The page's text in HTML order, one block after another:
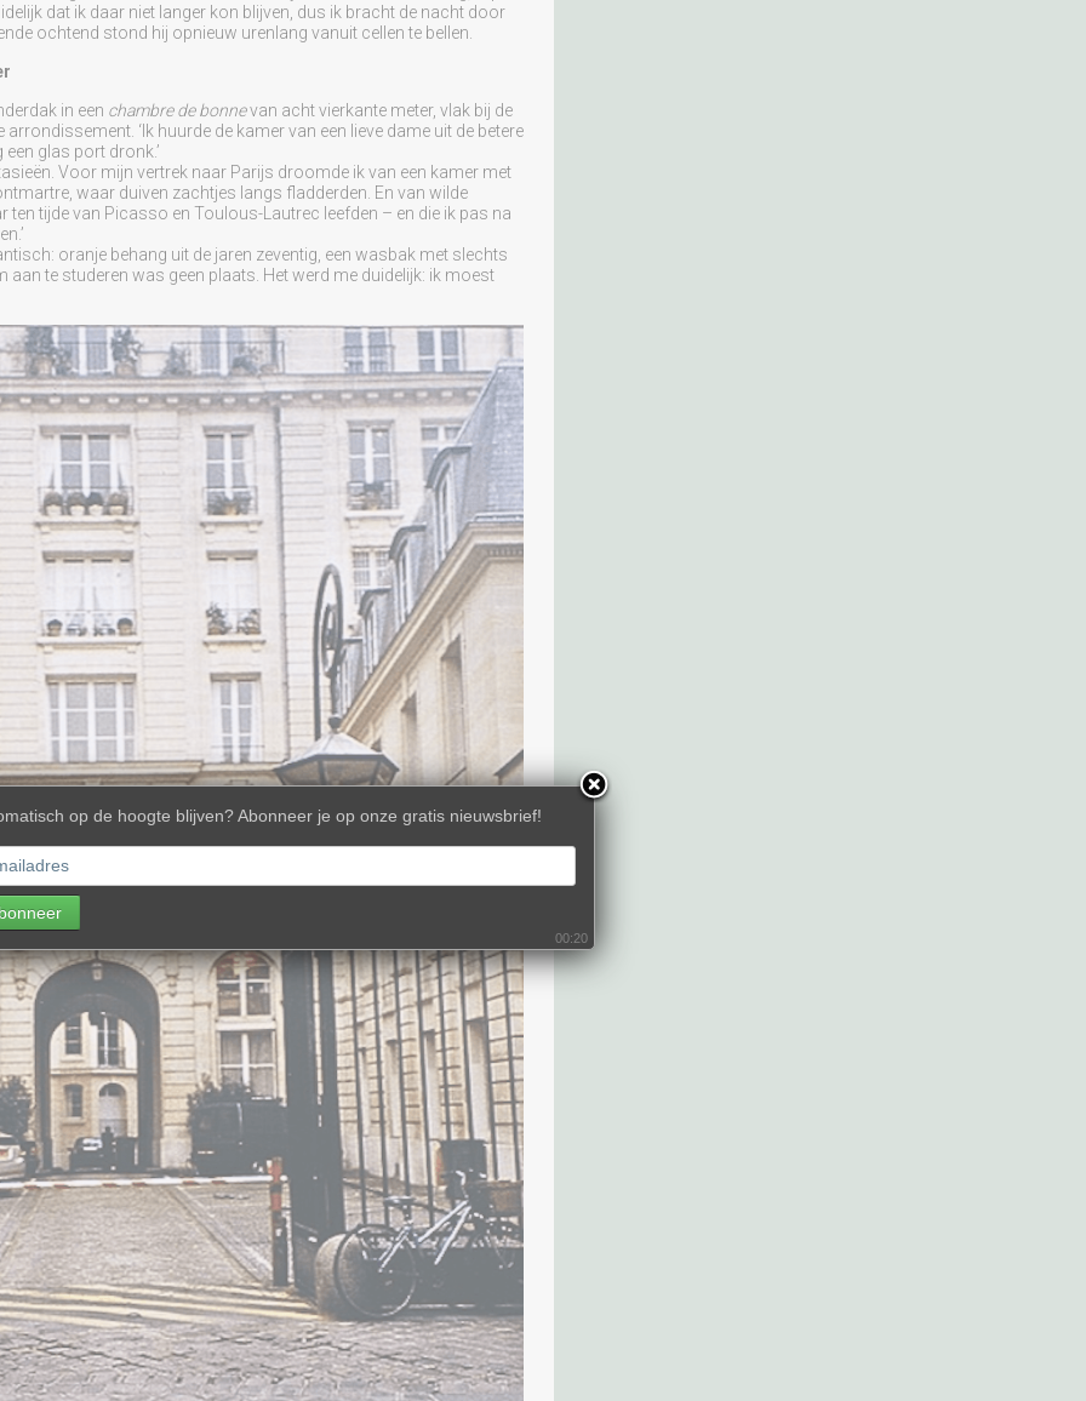
dat ik daar niet langer kon blijven, dus ik bracht de nacht door
ochtend stond hij opnieuw urenlang vanuit cellen te bellen.
in een chambre de bonnevan acht vierkante meter, vlak bij de
‘Ik huurde de kamer van een lieve dame uit de betere
glas port dronk.’
Voor mijn vertrek naar Parijs droomde ik van een kamer met
waar duiven zachtjes langs fladderden. En van wilde
ten tijde van Picasso en Toulous-Lautrec leefden – en die ik pas na
oranje behang uit de jaren zeventig, een wasbak met slechts
te studeren was geen plaats. Het werd me duidelijk: ik moest
op de hoogte blijven? Abonneer je op onze gratis nieuwsbrief!
00:19